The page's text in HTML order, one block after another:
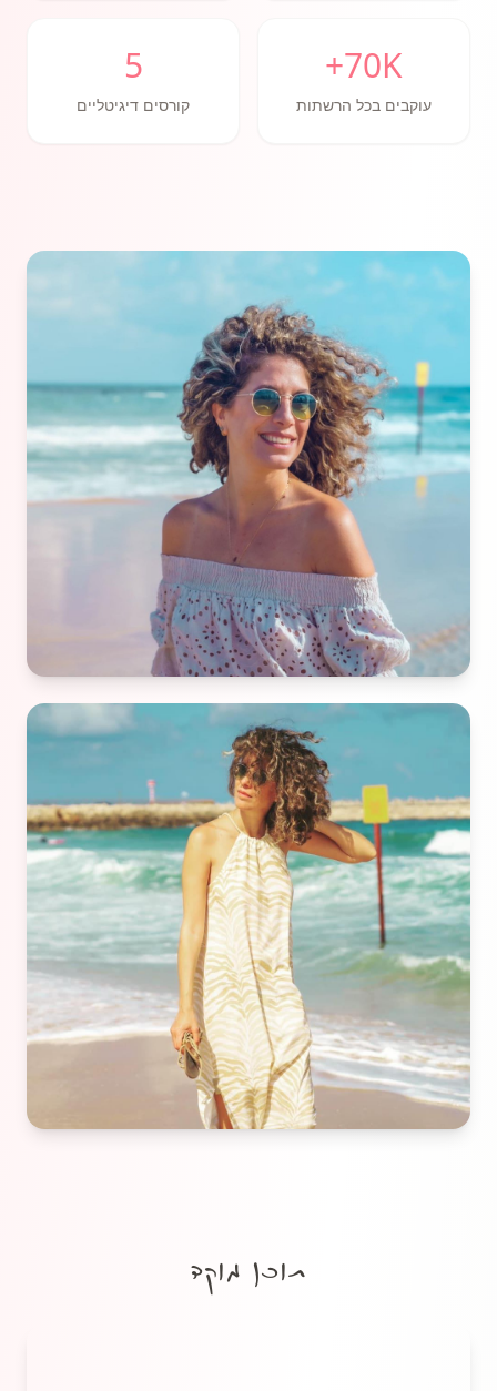
70K+
עוקבים בכל הרשתות
5
קורסים דיגיטליים
תוכן מוקד